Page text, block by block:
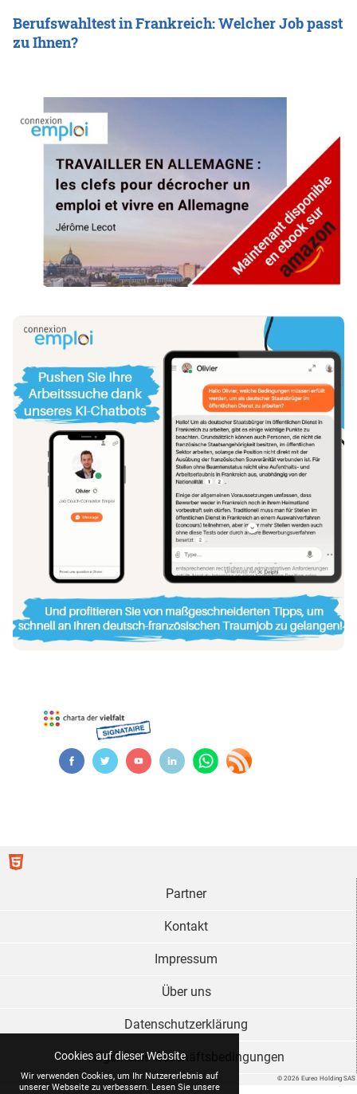
Berufswahltest in Frankreich: Welcher Job passt
zu Ihnen?
Cookies auf dieser Website
Wir verwenden Cookies, um Ihr Nutzererlebnis auf
unserer Webseite zu verbessern. Lesen Sie unsere
© 2026 Eureo Holding SAS
Partner
Kontakt
Impressum
Über uns
Datenschutzerklärung
Allgemeine Geschäftsbedingungen